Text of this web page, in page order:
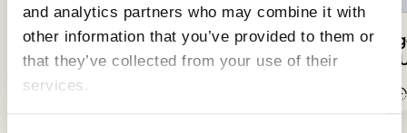
and analytics partners who may combine it with
other information that you’ve provided to them or
that they’ve collected from your use of their
services.
Schweinerouladen gefüllt mit
Lauch
Einfach
aus den